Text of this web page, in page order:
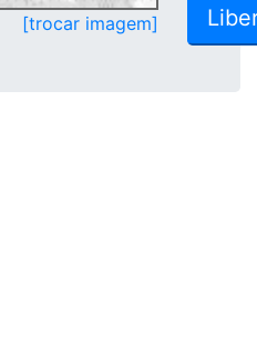
[trocar imagem]